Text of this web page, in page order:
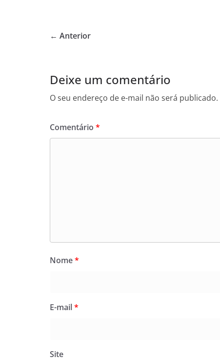
e
o
k
p
← Anterior
Deixe um comentário
O seu endereço de e-mail não será publicado.
Comentário *
Nome*
E-mail*
Site